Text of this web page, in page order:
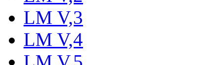
LM V,3
LM V,4